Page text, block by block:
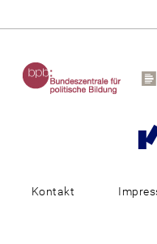
Kontakt